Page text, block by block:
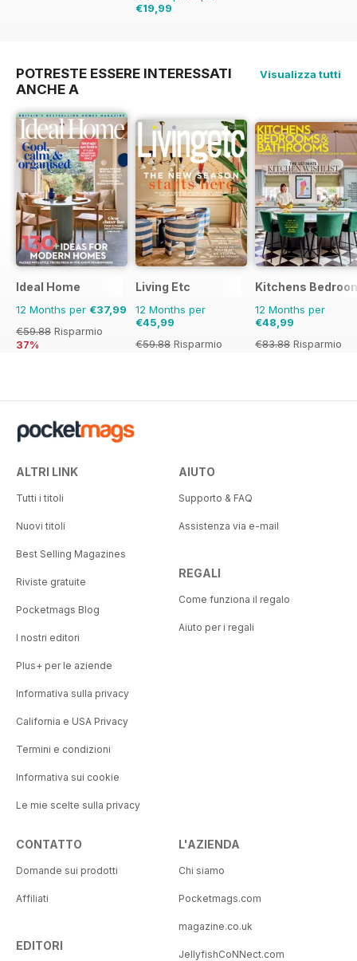
€19,99
POTRESTE ESSERE INTERESSATI
ANCHE A
Visualizza tutti
Ideal Home
12 Months per €37,99
€59.88 Risparmio
37%
Living Etc
12 Months per
€45,99
€59.88 Risparmio
Kitchens
12 Months per
€48,99
€83.88 Risparmio
ALTRI LINK
Tutti i titoli
Nuovi titoli
Best Selling Magazines
Riviste gratuite
Pocketmags Blog
I nostri editori
Plus+ per le aziende
Informativa sulla privacy
California e USA Privacy
Termini e condizioni
Informativa sui cookie
Le mie scelte sulla privacy
AIUTO
Supporto & FAQ
Assistenza via e-mail
REGALI
Come funziona il regalo
Aiuto per i regali
CONTATTO
Domande sui prodotti
Affiliati
EDITORI
L'AZIENDA
Chi siamo
Pocketmags.com
magazine.co.uk
JellyfishCoNNect.com